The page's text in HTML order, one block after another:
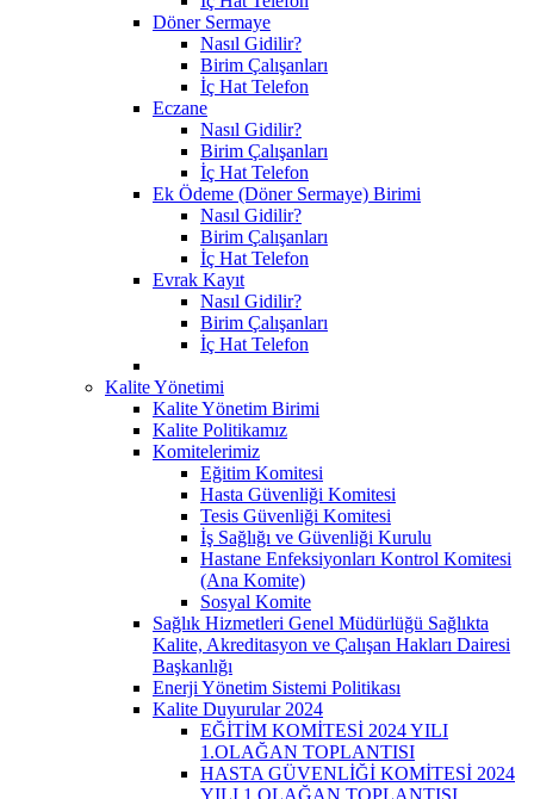
Döner Sermaye
Nasıl Gidilir?
Birim Çalışanları
İç Hat Telefon
Eczane
Nasıl Gidilir?
Birim Çalışanları
İç Hat Telefon
Ek Ödeme (Döner Sermaye) Birimi
Nasıl Gidilir?
Birim Çalışanları
İç Hat Telefon
Evrak Kayıt
Nasıl Gidilir?
Birim Çalışanları
İç Hat Telefon
Kalite Yönetimi
Kalite Yönetim Birimi
Kalite Politikamız
Komitelerimiz
Eğitim Komitesi
Hasta Güvenliği Komitesi
Tesis Güvenliği Komitesi
İş Sağlığı ve Güvenliği Kurulu
Hastane Enfeksiyonları Kontrol Komitesi
(Ana Komite)
Sosyal Komite
Sağlık Hizmetleri Genel Müdürlüğü Sağlıkta
Kalite, Akreditasyon ve Çalışan Hakları Dairesi
Başkanlığı
Enerji Yönetim Sistemi Politikası
Kalite Duyurular 2024
EĞİTİM KOMİTESİ 2024 YILI
1.OLAĞAN TOPLANTISI
HASTA GÜVENLİĞİ KOMİTESİ 2024
YILI 1.OLAĞAN TOPLANTISI